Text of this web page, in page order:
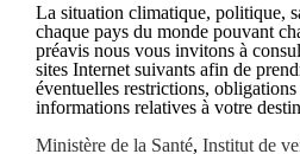
La situation climatique, politique,
chaque pays du monde pouvant
préavis nous vous invitons à
sites Internet suivants afin de
éventuelles restrictions,
informations relatives à votre
Ministère de la Santé, Institut de